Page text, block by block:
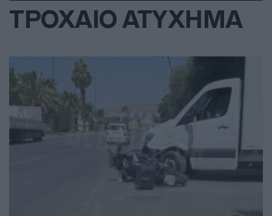
ΤΡΟΧΑΙΟ ΑΤΥΧΗΜΑ